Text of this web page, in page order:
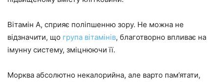
Вітамін A, сприяє поліпшенню зору. Не можна не
відзначити, що група вітамінів, благотворно впливає на
імунну систему, зміцнюючи її.
Морква абсолютно некалорийна, але варто пам’ятати,